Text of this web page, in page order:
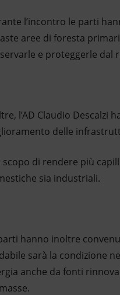
l’incontro le parti
aree di foresta
e proteggerle dal
l’AD Claudio Descalzi
delle
scopo di rendere più
sia industriali.
hanno inoltre
sarà la condizione
anche da fonti